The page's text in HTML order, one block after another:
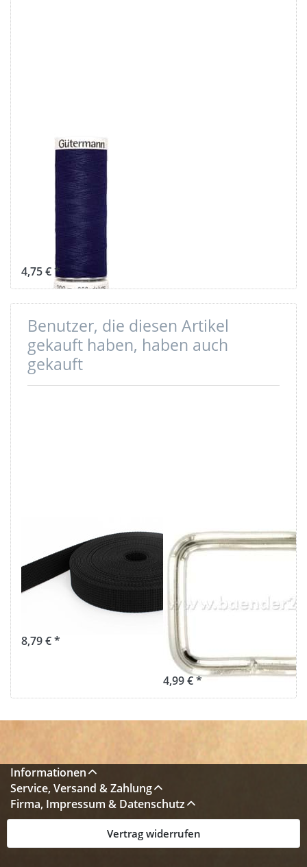
Gütermann
Garne -
Allesnäher
200m Spule -
Farbe:
dunkelblau 310
4,75 € *
Benutzer, die diesen Artikel
gekauft haben, haben auch
gekauft
Gurtband -
40mm breit -
1,8mm Stark -
schwarz (UV)
8,79 € *
40mm
Vierkantring -
geschweißt aus
4mm dicken
Stahl -
vernickelt - 10
Stück
4,99 € *
Informationen
Service, Versand & Zahlung
Firma, Impressum & Datenschutz
Vertrag widerrufen